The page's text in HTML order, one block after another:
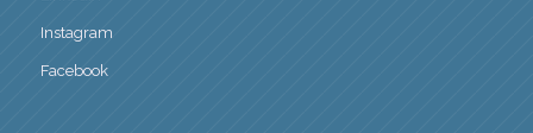
Instagram
Facebook